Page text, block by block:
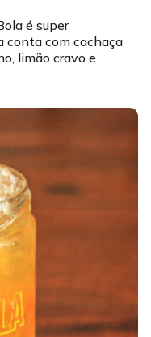
é super
conta com cachaça
limão cravo e